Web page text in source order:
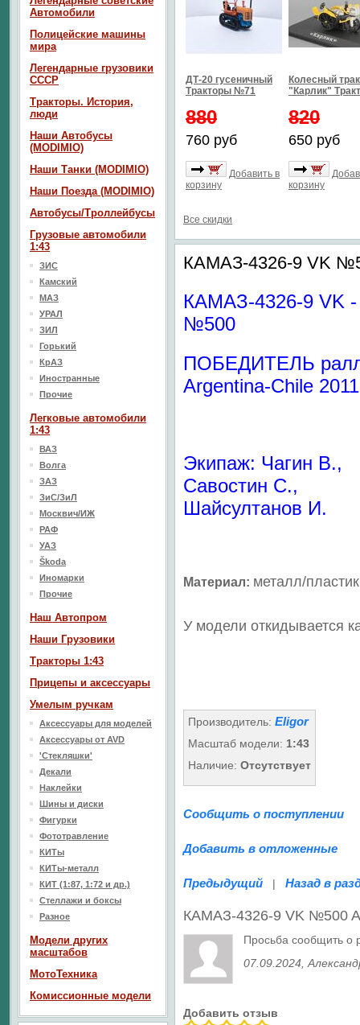
ДТ-20 гусеничный
Тракторы №71
880
760 руб
Добавить в
корзину
Колесный
"Карлик"
820
650 руб
корзину
Все скидки
КАМАЗ-4326-9 VK
КАМАЗ-4326-9 VK -
№500
ПОБЕДИТЕЛЬ
Argentina-Chile 2011
Экипаж: Чагин В.,
Савостин С.,
Шайсултанов И.
Материал: металл/пластик
У модели откидывается
Производитель: Eligor
Масштаб модели: 1:43
Наличие: Отсутствует
Сообщить о поступлении
Добавить в отложенные
Предыдущий | Назад в
КАМАЗ-4326-9 VK №500
Просьба сообщить о
07.09.2024 ,
Добавить отзыв
Автомобили
Полицейские машины
мира
Легендарные грузовики
СССР
Тракторы. История,
люди
Наши Автобусы
(MODIMIO)
Наши Танки (MODIMIO)
Наши Поезда (MODIMIO)
Автобусы/Троллейбусы
Грузовые автомобили
1:43
ЗИС
Камский
МАЗ
УРАЛ
ЗИЛ
Горький
КрАЗ
Иностранные
Прочие
Легковые автомобили
1:43
ВАЗ
Волга
ЗАЗ
ЗиС/ЗиЛ
Москвич/ИЖ
РАФ
УАЗ
Škoda
Иномарки
Прочие
Наш Aвтопром
Наши Грузовики
Тракторы 1:43
Прицепы и аксессуары
Умелым ручкам
Аксессуары для моделей
Аксессуары от AVD
'Стекляшки'
Декали
Наклейки
Шины и диски
Фигурки
Фототравление
КИТы
КИТы-металл
КИТ (1:87, 1:72 и др.)
Стеллажи и боксы
Разное
Модели других
масштабов
МотоТехника
Комиссионные модели